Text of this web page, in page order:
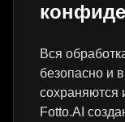
Вся
безопасно и
сохраняются
Fotto.AI